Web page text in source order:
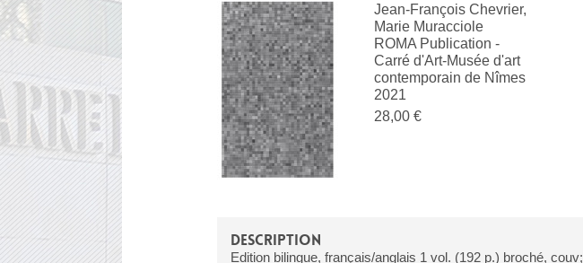
Jean-François Chevrier,
Marie Muracciole
ROMA Publication -
Carré d'Art-Musée d'art
contemporain de Nîmes
2021
28,00 €
DESCRIPTION
Edition bilingue, français/anglais 1 vol. (192 p.) broché, couv;